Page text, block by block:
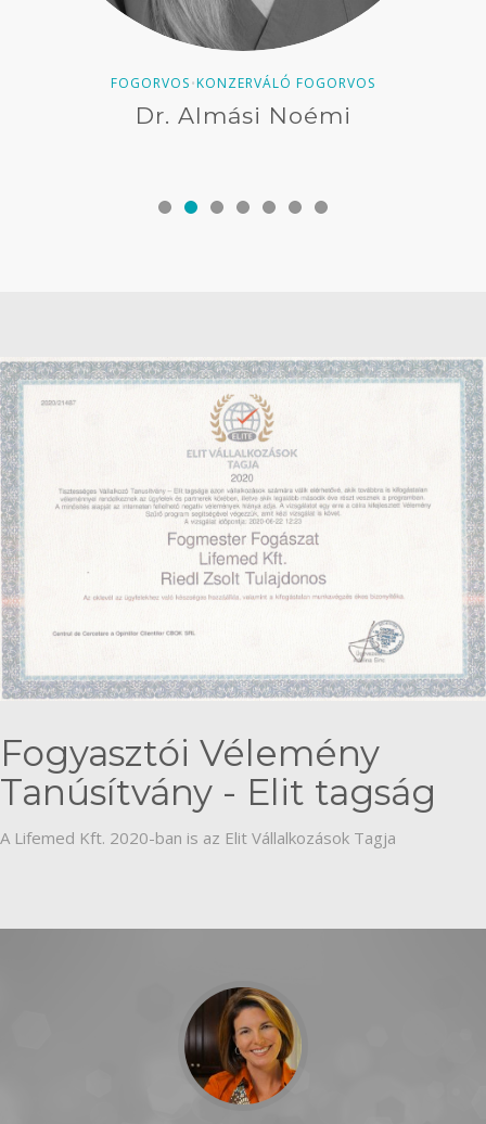
FOGORVOS •KONZERVÁLÓ FOGORVOS
Dr. Almási Noémi
Fogyasztói Vélemény
Tanúsítvány - Elit tagság
A Lifemed Kft. 2020-ban is az Elit Vállalkozások Tagja